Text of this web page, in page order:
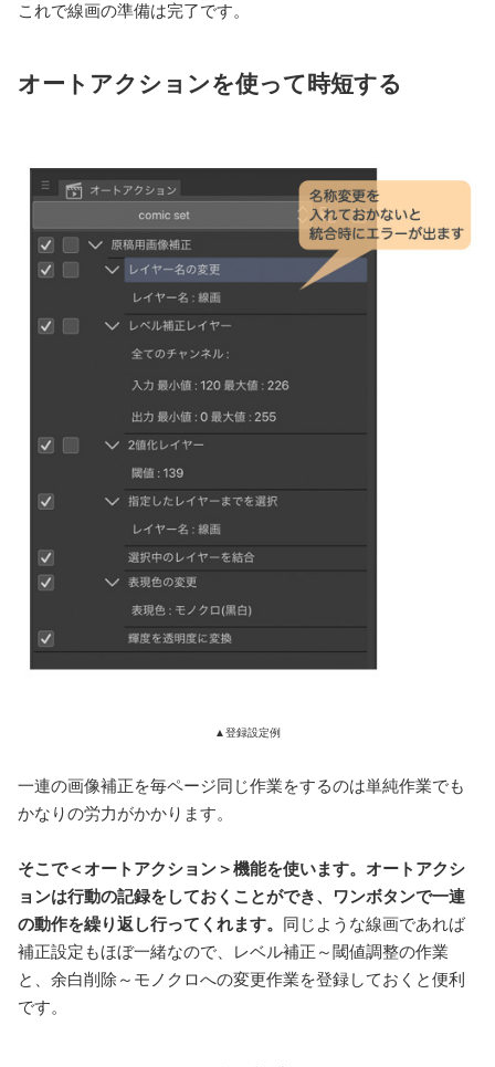
これで線画の準備は完了です。
オートアクションを使って時短する
▲登録設定例
一連の画像補正を毎ページ同じ作業をするのは単純作業でも
かなりの労力がかかります。
そこで＜オートアクション＞機能を使います。オートアクシ
ョンは行動の記録をしておくことができ、ワンボタンで一連
の動作を繰り返し行ってくれます。 同じような線画であれば
補正設定もほぼ一緒なので、レベル補正～閾値調整の作業
と、余白削除～モノクロへの変更作業を登録しておくと便利
です。